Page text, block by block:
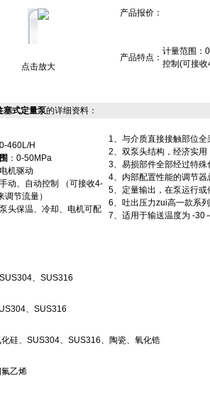
点击放大
产品报价：
产品特点：
计量范围：
控制(可接
塞式定量泵的详细资料：
0-460L/H
：0-50MPa
电机驱动
手动、自动控制 （可接收4-
节流量）
头保温、冷却、电机可配
1、与介质直接接触部位全
2、双泵头结构，经济实用
3、易损部件全部经过特殊
4、内部配置性能的调节器
5、定量输出，在泵运行或
6、吐出压力zui高一款系列
7、适用于输送温度为 -30
、SUS316
、SUS316
硅、SUS304、SUS316、陶瓷、氧化锆
乙烯